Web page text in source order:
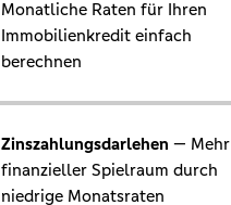
Monatliche Raten für Ihren
Immobilienkredit einfach
berechnen
Zinszahlungsdarlehen — Mehr
finanzieller Spielraum durch
niedrige Monatsraten